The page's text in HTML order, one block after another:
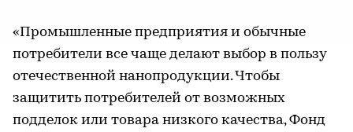
«Промышленные предприятия и обычные
потребители все чаще делают выбор в пользу
отечественной нанопродукции. Чтобы
защитить потребителей от возможных
подделок или товара низкого качества, Фонд